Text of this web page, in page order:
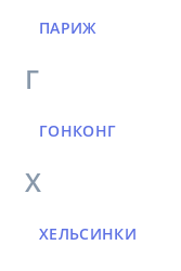
ПАРИЖ
Г
ГОНКОНГ
Х
ХЕЛЬСИНКИ